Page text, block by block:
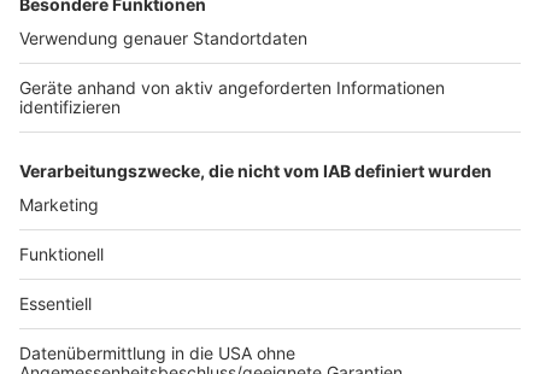
aufgeschlagen werden. Bewahrt sie in einem
Schraubglas auf. Die Rasiercreme hinterlässt ein
angenehm cremiges Gefühl auf der Haut und macht
ein After-Shave überflüssig. Eine weitere Portion auf
dem rasierten Gesicht sorgt für die gewisse Extra-
Anzeige